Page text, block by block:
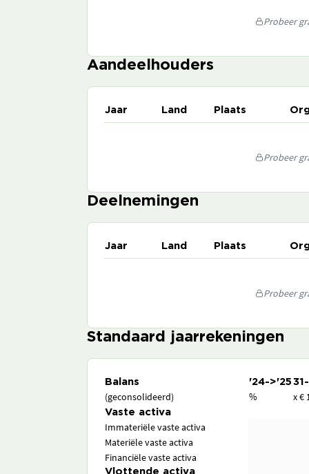
Probeer
Aandeelhouders
Jaar Land Plaats
Probeer
Deelnemingen
Jaar Land Plaats
Probeer
Standaard jaarrekeningen
Balans '24->'25
(geconsolideerd) % x €
Vaste activa
Immateriële vaste activa
Materiële vaste activa
Financiële vaste activa
Vlottende activa